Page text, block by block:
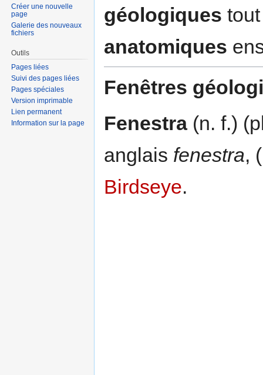
géologiques
anatomiques
Fenêtres
Fenestra(n. f.)
anglais fenestra,
Birdseye.
Créer une nouvelle
page
Galerie des nouveaux
fichiers
Outils
Pages liées
Suivi des pages liées
Pages spéciales
Version imprimable
Lien permanent
Information sur la page